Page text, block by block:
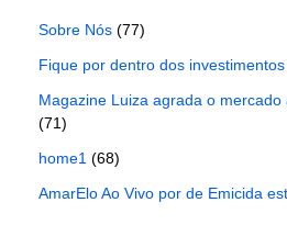
Sobre Nós (77)
Fique por dentro dos
Magazine Luiza agrada o
(71)
home1 (68)
AmarElo Ao Vivo por de Emicida